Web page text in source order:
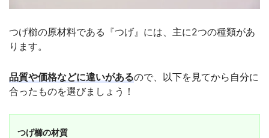
つげ櫛の原材料である『つげ』には、主に2つの種類があ
ります。
品質や価格などに違いがあるので、以下を見てから自分に
合ったものを選びましょう！
つげ櫛の材質